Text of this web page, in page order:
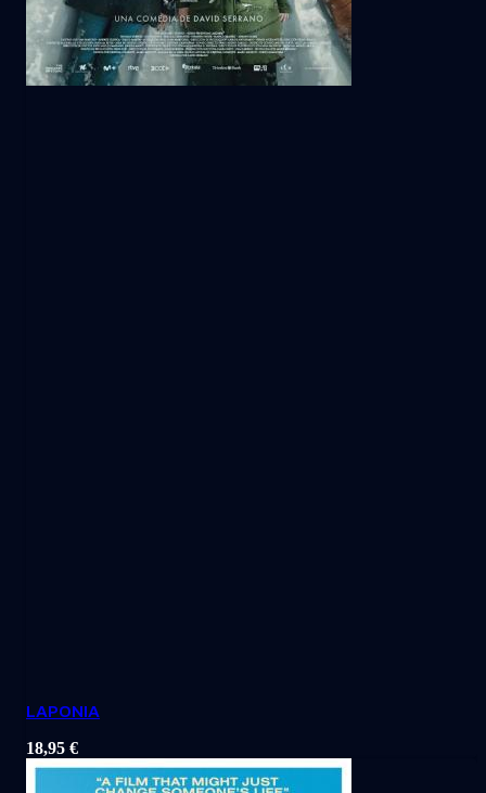
LAPONIA
18,95 €